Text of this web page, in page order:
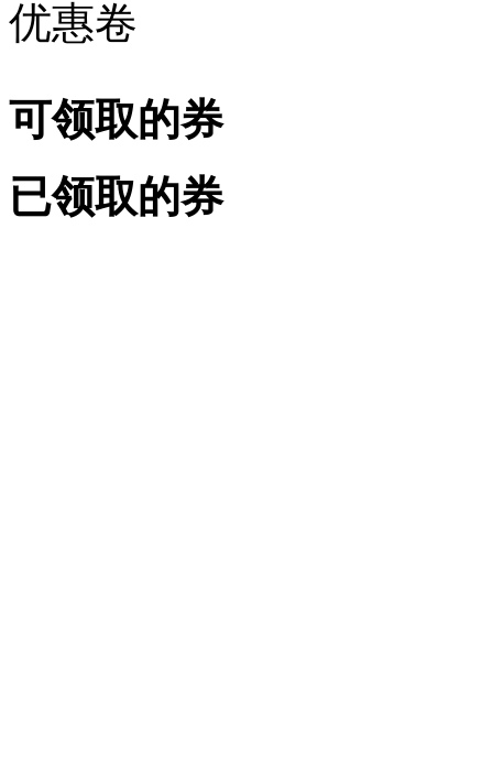
优惠卷
可领取的券
已领取的券